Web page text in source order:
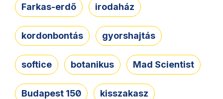
Farkas-erdő irodaház
kordonbontás gyorshajtás
softice botanikus Mad Scientist
Budapest 150 kisszakasz